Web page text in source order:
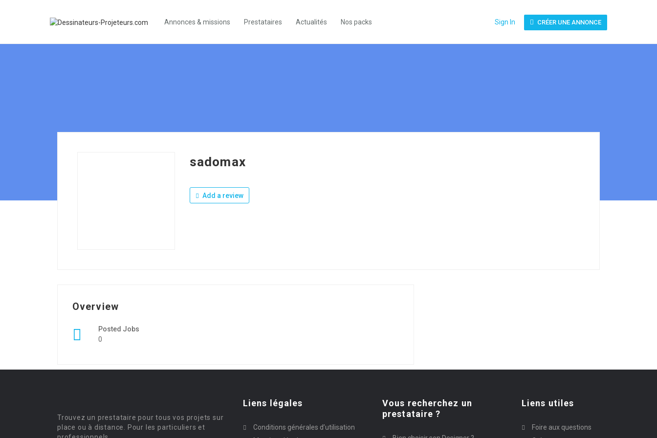
Annonces & missions Prestataires Actualités Nos packs Sign In CRÉER UNE ANNONCE
sadomax
Add a review
Overview
Posted Jobs
0
Trouvez un prestataire pour tous vos projets sur
place ou à distance. Pour les particuliers et
Liens légales
Conditions générales d’utilisation
Vous recherchez un
prestataire ?
Liens utiles
Foire aux questions